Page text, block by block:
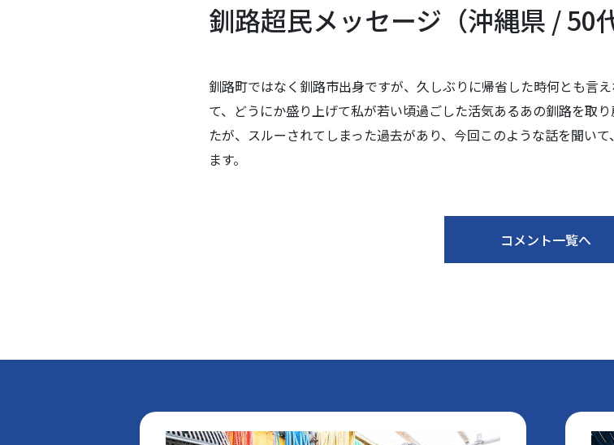
釧路超民メッセージ（沖縄県 / 50
釧路町ではなく釧路市出身ですが、久しぶりに帰省した時何とも言
て、どうにか盛り上げて私が若い頃過ごした活気あるあの釧路を取
たが、スルーされてしまった過去があり、今回このような話を聞い
ます。
コメント一覧へ